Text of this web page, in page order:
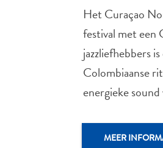
Het Curaçao
festival met
jazzliefhebbers
Colombiaanse
energieke
MEER
Wanneer je iets op wil slaan